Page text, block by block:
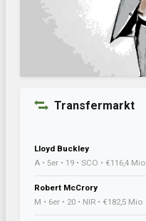
Transfermarkt
Lloyd Buckley
A • 5er • 19 • SCO • €116,4 Mio
Robert McCrory
M • 6er • 20 • NIR • €182,5 Mio